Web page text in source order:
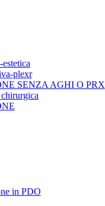
plexr
SENZA AGHI O PRX
in PDO